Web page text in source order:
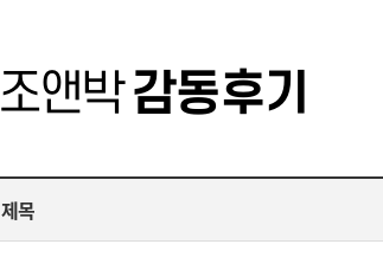
조앤박감동후기
제목